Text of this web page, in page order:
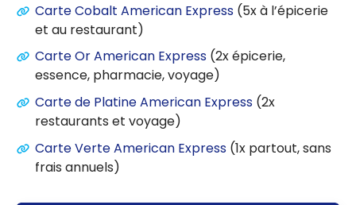
Carte Cobalt American Express (5x à l’épicerie
et au restaurant)
Carte Or American Express (2x épicerie,
essence, pharmacie, voyage)
Carte de Platine American Express (2x
restaurants et voyage)
Carte Verte American Express (1x partout, sans
frais annuels)